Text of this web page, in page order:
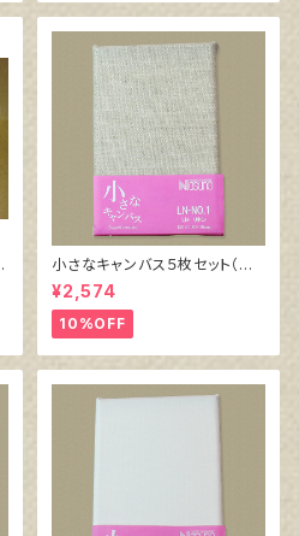
小さなキャンバス５枚セット（麻
キャンバス裏面張り）
¥2,574
10%OFF